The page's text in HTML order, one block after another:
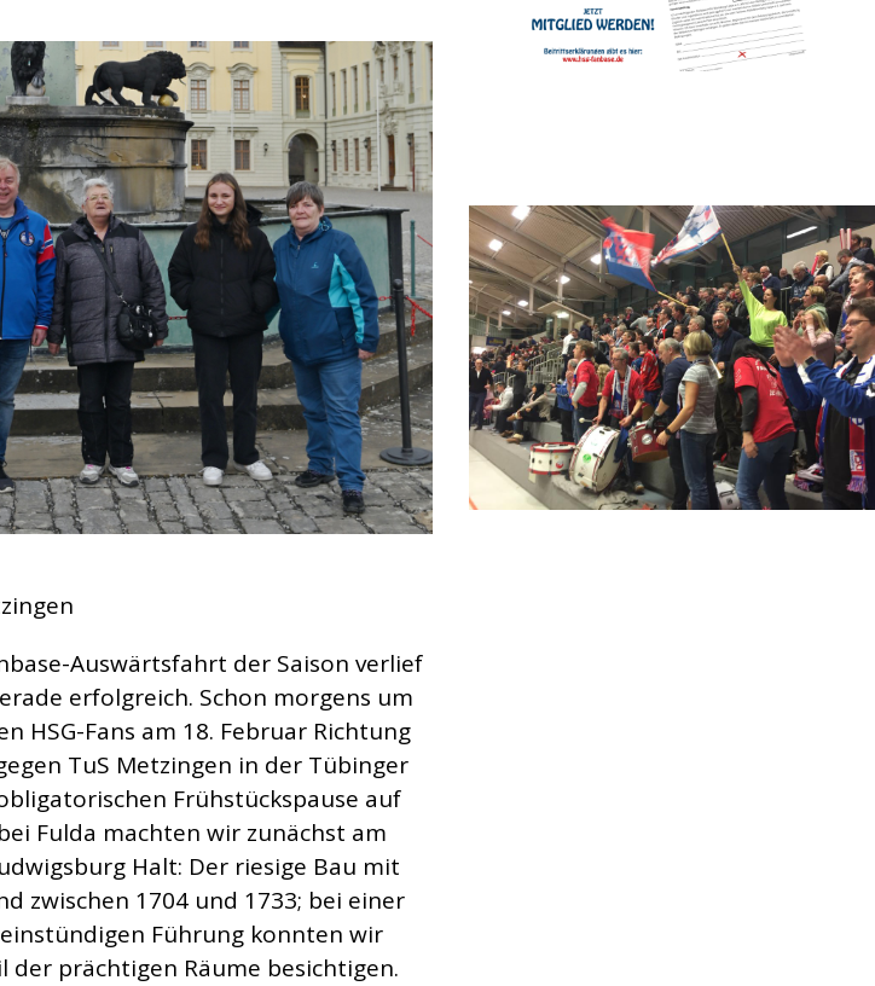
Auswärtsfahrt der Saison verlief
erfolgreich. Schon morgens um
HSG-Fans am 18. Februar Richtung
TuS Metzingen in der Tübinger
Frühstückspause auf
Fulda machten wir zunächst am
Halt: Der riesige Bau mit
zwischen 1704 und 1733; bei einer
Führung konnten wir
der prächtigen Räume besichtigen.